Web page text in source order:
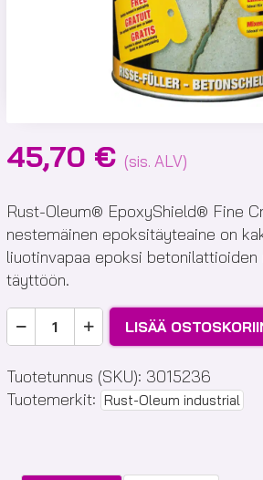
45,70 € (sis. ALV)
Rust-Oleum® EpoxyShield® Fine
nestemäinen epoksitäyteaine on
liuotinvapaa epoksi betonilattioiden
täyttöön.
Epoxyshield
Fine
Repair
määrä
LISÄÄ
Tuotetunnus (SKU): 3015236
Tuotemerkit: Rust-Oleum industrial